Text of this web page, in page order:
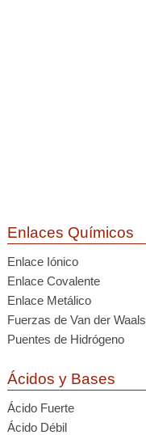
Enlaces Químicos
Enlace Iónico
Enlace Covalente
Enlace Metálico
Fuerzas de Van der Waals
Puentes de Hidrógeno
Ácidos y Bases
Ácido Fuerte
Ácido Débil